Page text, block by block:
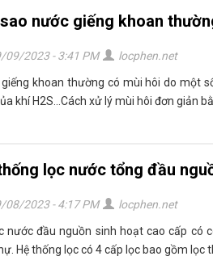
nước giếng khoan
09/2023 - 3:41 PM locphen.net
giếng khoan thường có mùi hôi do một
khí H2S...Cách xử lý mùi hôi đơn giản
lọc nước tổng đầu
08/2023 - 4:17 PM locphen.net
nước đầu nguồn sinh hoạt cao cấp có
Hệ thống lọc có 4 cấp lọc bao gồm lọc